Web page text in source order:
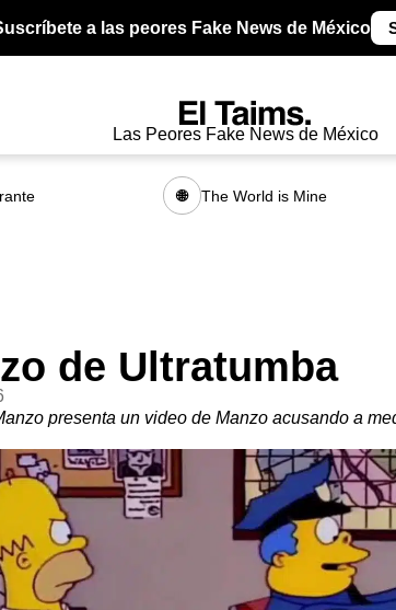
a las peores Fake News de México
Las Peores Fake News de México
🌐 The World is Mine
de Ultratumba
presenta un video de Manzo acusando a